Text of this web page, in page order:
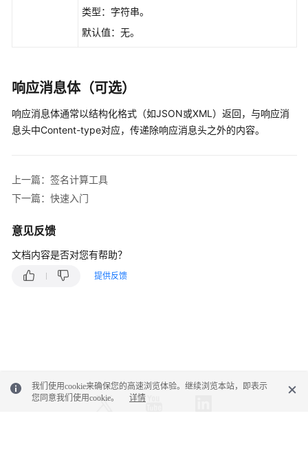
览
如
何
API
造
求
回
结
类型：字符串。
默认值：无。
响应消息体（可选）
响应消息体通常以结构化格式（如JSON或XML）返回，与响应消
息头中Content-type对应，传递除响应消息头之外的内容。
上一篇：签名计算工具
下一篇：快速入门
意见反馈
文档内容是否对您有帮助？
提供反馈
我们使用cookie来确保您的高速浏览体验。继续浏览本站，即表示
您同意我们使用cookie。
详情